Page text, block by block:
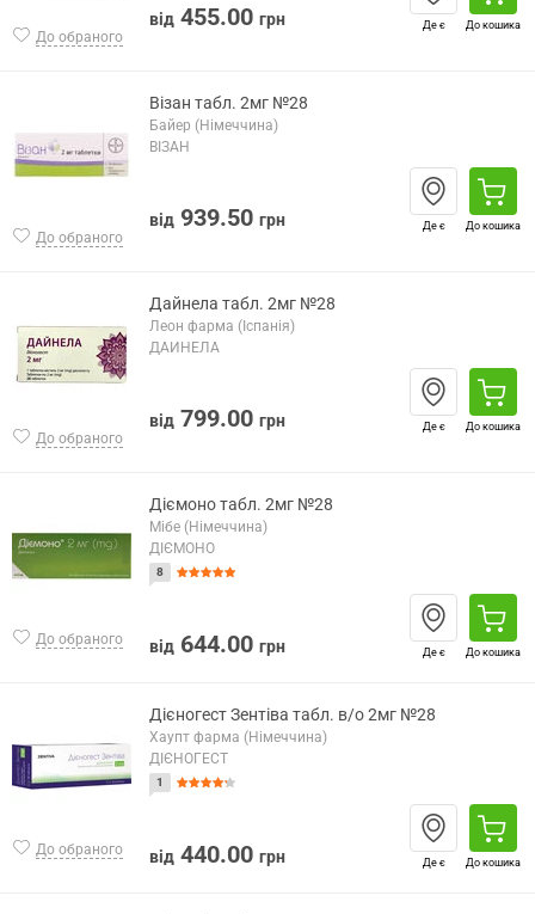
До обраного
від 455.00 грн Де є До кошика
До обраного
Візан табл. 2мг №28
Байер (Німеччина)
ВІЗАН
від 939.50 грн Де є До кошика
До обраного
Дайнела табл. 2мг №28
Леон фарма (Іспанія)
ДАЙНЕЛА
від 799.00 грн Де є До кошика
До обраного
Діємоно табл. 2мг №28
Мібе (Німеччина)
ДІЄМОНО
8
від 644.00 грн Де є До кошика
До обраного
Дієногест Зентіва табл. в/о 2мг №28
Хаупт фарма (Німеччина)
ДІЄНОГЕСТ
1
від 440.00 грн Де є До кошика